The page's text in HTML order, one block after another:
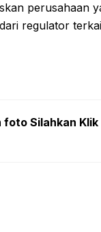
perusahaan
regulator
Silahkan Klik